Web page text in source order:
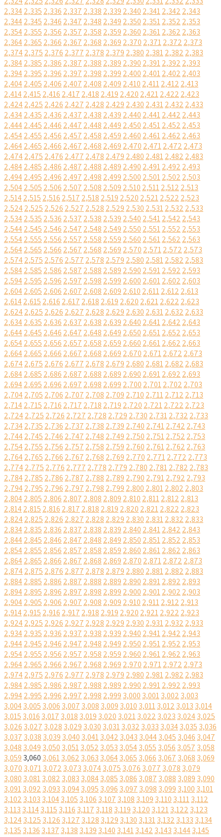
2,3342,335 2,336 2,337 2,338 2,339 2,340 2,3412,342 2,343
2,3442,345 2,346 2,347 2,348 2,349 2,350 2,3512,352 2,353
2,3542,355 2,356 2,357 2,358 2,359 2,360 2,3612,362 2,363
2,3642,365 2,366 2,367 2,368 2,369 2,370 2,3712,372 2,373
2,3742,375 2,376 2,377 2,378 2,379 2,380 2,3812,382 2,383
2,3842,385 2,386 2,387 2,388 2,389 2,390 2,3912,392 2,393
2,3942,395 2,396 2,397 2,398 2,399 2,400 2,4012,402 2,403
2,4042,405 2,406 2,407 2,408 2,409 2,410 2,4112,412 2,413
2,4142,415 2,416 2,417 2,418 2,419 2,420 2,4212,422 2,423
2,4242,425 2,426 2,427 2,428 2,429 2,430 2,4312,432 2,433
2,4342,435 2,436 2,437 2,438 2,439 2,440 2,4412,442 2,443
2,4442,445 2,446 2,447 2,448 2,449 2,450 2,4512,452 2,453
2,4542,455 2,456 2,457 2,458 2,459 2,460 2,4612,462 2,463
2,4642,465 2,466 2,467 2,468 2,469 2,470 2,4712,472 2,473
2,4742,475 2,476 2,477 2,478 2,479 2,480 2,4812,482 2,483
2,4842,485 2,486 2,487 2,488 2,489 2,490 2,4912,492 2,493
2,4942,495 2,496 2,497 2,498 2,499 2,500 2,5012,502 2,503
2,5042,505 2,506 2,507 2,508 2,509 2,510 2,5112,512 2,513
2,5142,515 2,516 2,517 2,518 2,519 2,520 2,5212,522 2,523
2,5242,525 2,526 2,527 2,528 2,529 2,530 2,5312,532 2,533
2,5342,535 2,536 2,537 2,538 2,539 2,540 2,5412,542 2,543
2,5442,545 2,546 2,547 2,548 2,549 2,550 2,5512,552 2,553
2,5542,555 2,556 2,557 2,558 2,559 2,560 2,5612,562 2,563
2,5642,565 2,566 2,567 2,568 2,569 2,570 2,5712,572 2,573
2,5742,575 2,576 2,577 2,578 2,579 2,580 2,5812,582 2,583
2,5842,585 2,586 2,587 2,588 2,589 2,590 2,5912,592 2,593
2,5942,595 2,596 2,597 2,598 2,599 2,600 2,6012,602 2,603
2,6042,605 2,606 2,607 2,608 2,609 2,610 2,6112,612 2,613
2,6142,615 2,616 2,617 2,618 2,619 2,620 2,6212,622 2,623
2,6242,625 2,626 2,627 2,628 2,629 2,630 2,6312,632 2,633
2,6342,635 2,636 2,637 2,638 2,639 2,640 2,6412,642 2,643
2,6442,645 2,646 2,647 2,648 2,649 2,650 2,6512,652 2,653
2,6542,655 2,656 2,657 2,658 2,659 2,660 2,6612,662 2,663
2,6642,665 2,666 2,667 2,668 2,669 2,670 2,6712,672 2,673
2,6742,675 2,676 2,677 2,678 2,679 2,680 2,6812,682 2,683
2,6842,685 2,686 2,687 2,688 2,689 2,690 2,6912,692 2,693
2,6942,695 2,696 2,697 2,698 2,699 2,700 2,7012,702 2,703
2,7042,705 2,706 2,707 2,708 2,709 2,710 2,7112,712 2,713
2,7142,715 2,716 2,717 2,718 2,719 2,720 2,7212,722 2,723
2,7242,725 2,726 2,727 2,728 2,729 2,730 2,7312,732 2,733
2,7342,735 2,736 2,737 2,738 2,739 2,740 2,7412,742 2,743
2,7442,745 2,746 2,747 2,748 2,749 2,750 2,7512,752 2,753
2,7542,755 2,756 2,757 2,758 2,759 2,760 2,7612,762 2,763
2,7642,765 2,766 2,767 2,768 2,769 2,770 2,7712,772 2,773
2,7742,775 2,776 2,777 2,778 2,779 2,780 2,7812,782 2,783
2,7842,785 2,786 2,787 2,788 2,789 2,790 2,7912,792 2,793
2,7942,795 2,796 2,797 2,798 2,799 2,800 2,8012,802 2,803
2,8042,805 2,806 2,807 2,808 2,809 2,810 2,8112,812 2,813
2,8142,815 2,816 2,817 2,818 2,819 2,820 2,8212,822 2,823
2,8242,825 2,826 2,827 2,828 2,829 2,830 2,8312,832 2,833
2,8342,835 2,836 2,837 2,838 2,839 2,840 2,8412,842 2,843
2,8442,845 2,846 2,847 2,848 2,849 2,850 2,8512,852 2,853
2,8542,855 2,856 2,857 2,858 2,859 2,860 2,8612,862 2,863
2,8642,865 2,866 2,867 2,868 2,869 2,870 2,8712,872 2,873
2,8742,875 2,876 2,877 2,878 2,879 2,880 2,8812,882 2,883
2,8842,885 2,886 2,887 2,888 2,889 2,890 2,8912,892 2,893
2,8942,895 2,896 2,897 2,898 2,899 2,900 2,9012,902 2,903
2,9042,905 2,906 2,907 2,908 2,909 2,910 2,9112,912 2,913
2,9142,915 2,916 2,917 2,918 2,919 2,920 2,9212,922 2,923
2,9242,925 2,926 2,927 2,928 2,929 2,930 2,9312,932 2,933
2,9342,935 2,936 2,937 2,938 2,939 2,940 2,9412,942 2,943
2,9442,945 2,946 2,947 2,948 2,949 2,950 2,9512,952 2,953
2,9542,955 2,956 2,957 2,958 2,959 2,960 2,9612,962 2,963
2,9642,965 2,966 2,967 2,968 2,969 2,970 2,9712,972 2,973
2,9742,975 2,976 2,977 2,978 2,979 2,980 2,9812,982 2,983
2,9842,985 2,986 2,987 2,988 2,989 2,990 2,9912,992 2,993
2,9942,995 2,996 2,997 2,998 2,999 3,000 3,0013,002 3,003
3,0043,005 3,006 3,007 3,008 3,009 3,010 3,0113,012 3,013 3,014
3,015 3,016 3,017 3,018 3,019 3,020 3,0213,022 3,023 3,0243,025
3,026 3,027 3,028 3,029 3,030 3,0313,032 3,033 3,0343,035 3,036
3,037 3,038 3,039 3,040 3,0413,042 3,043 3,0443,045 3,046 3,047
3,048 3,049 3,050 3,0513,052 3,053 3,0543,055 3,056 3,057 3,058
3,059 3,060 3,0613,062 3,063 3,0643,065 3,066 3,067 3,068 3,069
3,070 3,0713,072 3,073 3,0743,075 3,076 3,077 3,078 3,079
3,080 3,0813,082 3,083 3,0843,085 3,086 3,087 3,088 3,089 3,090
3,0913,092 3,093 3,0943,095 3,096 3,097 3,098 3,099 3,100 3,101
3,102 3,103 3,1043,105 3,106 3,107 3,108 3,109 3,110 3,1113,112
3,113 3,1143,115 3,116 3,117 3,118 3,119 3,120 3,1213,122 3,123
3,1243,125 3,126 3,127 3,128 3,129 3,130 3,1313,132 3,133 3,134
3,135 3,136 3,137 3,138 3,139 3,140 3,1413,142 3,143 3,1443,145